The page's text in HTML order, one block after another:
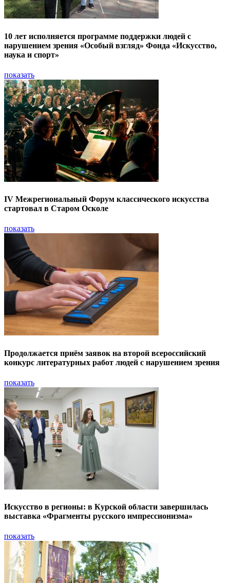
10 лет исполняется программе поддержки людей с
нарушением зрения «Особый взгляд» Фонда «Искусство,
наука и спорт»
показать
IV Межрегиональный Форум классического искусства
стартовал в Старом Осколе
показать
Продолжается приём заявок на второй всероссийский
конкурс литературных работ людей с нарушением зрения
показать
Искусство в регионы: в Курской области завершилась
выставка «Фрагменты русского импрессионизма»
показать